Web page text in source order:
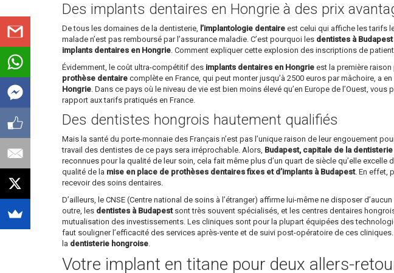
Des implants dentaires en Hongrie à des prix
De tous les domaines de la dentisterie, l’implantologie dentaire est celui qui affiche les tarifs
malade n’est pas remboursé par l’assurance maladie. C’est pourquoi les dentistes à Budapest
implants dentaires en Hongrie. Comment expliquer cette explosion des inscriptions de
Évidemment, le coût ultra-compétitif des implants dentaires en Hongrie est la première
prothèse dentaire complète en France, qui peut monter jusqu’à 2500 euros par mâchoire, a
Hongrie. Dans ce pays où le niveau de vie est bien moins élevé qu’en Europe de l’Ouest,
rapport aux tarifs pratiqués en France.
Des dentistes hongrois hautement qualifiés
Mais la santé du porte-monnaie des Français n’est pas l’unique raison de leur engouement
travail des dentistes de ce pays sera irréprochable. Alors, Budapest, capitale de la dentisterie
reconnues pour la qualité de leur soin, cela fait même plus d’un quart de siècle qu’elle
qualité de la mise en place de prothèses dentaires fixes et d’implants à Budapest. En effet,
recevoir des soins dentaires.
D’ailleurs, le CNSE (Centre national de soins à l’étranger) affirme lui-même ne disposer
outre, les dentistes à Budapestsont très souvent spécialisés, et les centres dentaires
mutualisation des investissements. Les cliniques sont pour la plupart équipées des
faut souligner l’efficacité des services après-vente et de suivi post-opératoire de ces
la dentisterie hongroise.
Votre implant en titane pour deux allers-